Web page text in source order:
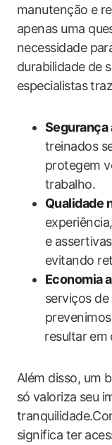
manutenção e
apenas​ uma
necessidade
durabilidade de
especialistas
Segurança
‌treinados‌
protegem
trabalho.
Qualidade
e
evitando
Economia
serviços
⁤resultar ⁤em
Além disso, um
só⁤ valoriza seu
significa​ ter